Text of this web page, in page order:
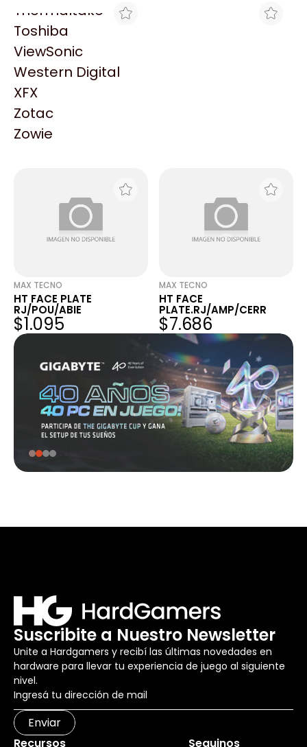
Thermaltake
Toshiba
ViewSonic
Western Digital
XFX
Zotac
Zowie
MAX TECNO
HT FACE
PLATE.ADAPT/JELUZ
MAX TECNO
HT FACE PLATE
RJ/POU/ABIE
$1.095
MAX TECNO
HT FACE
PLATE.RJ/AMP/CERR
$7.686
Suscribite a Nuestro Newsletter
Unite a Hardgamers y recibí las últimas novedades en
hardware para llevar tu experiencia de juego al siguiente
nivel.
Enviar
Recursos
Seguinos